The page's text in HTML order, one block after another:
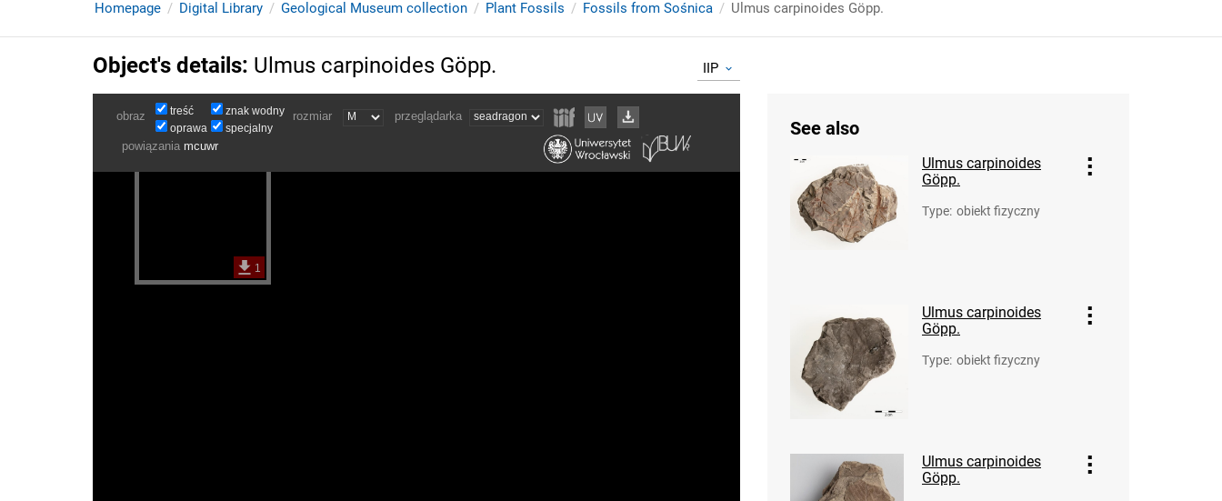
Homepage Digital Library Geological Museum collection Plant Fossils Fossils from Sośnica Ulmus carpinoides Göpp.
Object's details: Ulmus carpinoides Göpp. IIP
See also
Ulmus carpinoides
Göpp.
Type: obiekt fizyczny
Ulmus carpinoides
Göpp.
Type: obiekt fizyczny
Ulmus carpinoides
Göpp.